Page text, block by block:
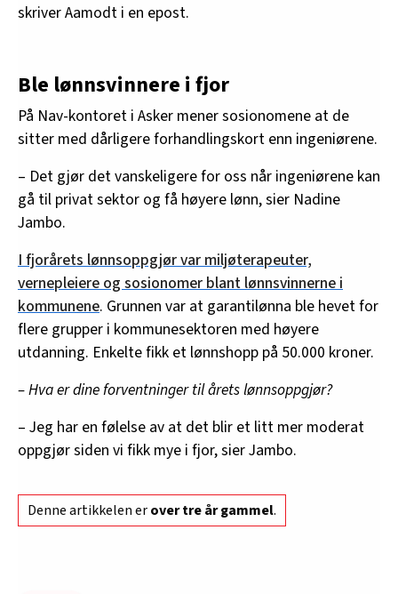
skriver Aamodt i en epost.
Ble lønnsvinnere i fjor
På Nav-kontoret i Asker mener sosionomene at de
sitter med dårligere forhandlingskort enn ingeniørene.
– Det gjør det vanskeligere for oss når ingeniørene kan
gå til privat sektor og få høyere lønn, sier Nadine
Jambo.
I fjorårets lønnsoppgjør var miljøterapeuter,
vernepleiere og sosionomer blant lønnsvinnerne i
kommunene. Grunnen var at garantilønna ble hevet for
flere grupper i kommunesektoren med høyere
utdanning. Enkelte fikk et lønnshopp på 50.000 kroner.
– Hva er dine forventninger til årets lønnsoppgjør?
– Jeg har en følelse av at det blir et litt mer moderat
oppgjør siden vi fikk mye i fjor, sier Jambo.
Denne artikkelen erover tre år gammel.